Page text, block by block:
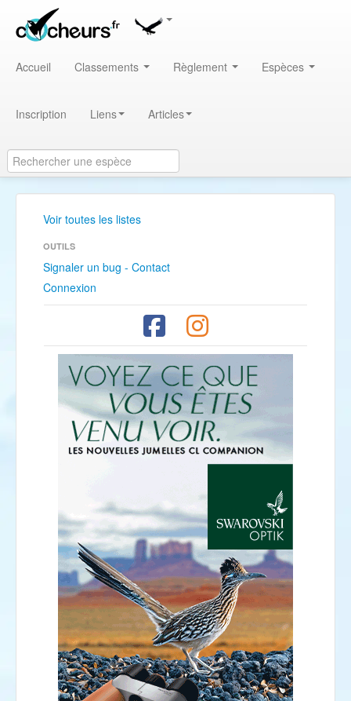
Accueil Classements Règlement Espèces
Inscription Liens Articles
Voir toutes les listes
OUTILS
Signaler un bug - Contact
Connexion